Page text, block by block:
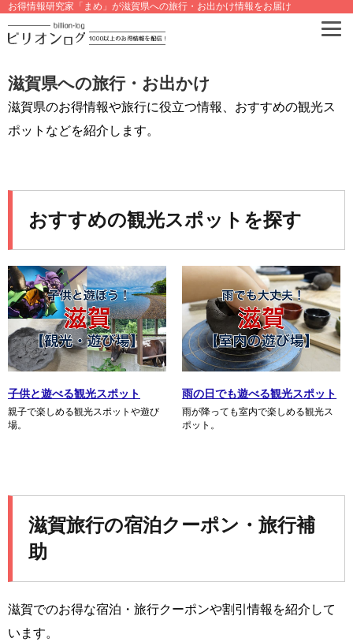
お得情報研究家「まめ」が滋賀県への旅行・お出かけ情報をお届け
滋賀県への旅行・お出かけ
滋賀県のお得情報や旅行に役立つ情報、おすすめの観光ス
ポットなどを紹介します。
おすすめの観光スポットを探す
子供と遊べる観光スポット
親子で楽しめる観光スポットや遊び
場。
雨の日でも遊べる観光スポット
雨が降っても室内で楽しめる観光ス
ポット。
滋賀旅行の宿泊クーポン・旅行補
助
滋賀でのお得な宿泊・旅行クーポンや割引情報を紹介して
います。